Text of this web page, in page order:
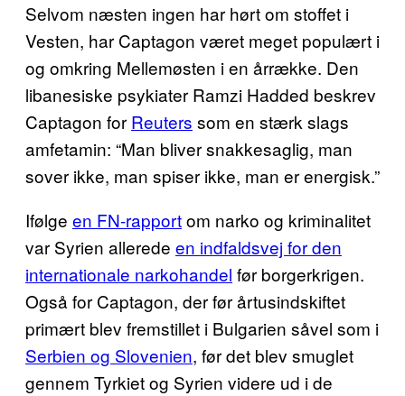
Selvom næsten ingen har hørt om stoffet i
Vesten, har Captagon været meget populært i
og omkring Mellemøsten i en årrække. Den
libanesiske psykiater Ramzi Hadded beskrev
Captagon for Reuters som en stærk slags
amfetamin: “Man bliver snakkesaglig, man
sover ikke, man spiser ikke, man er energisk.”
Ifølge en FN-rapportom narko og kriminalitet
var Syrien allerede en indfaldsvej for den
internationale narkohandel før borgerkrigen.
Også for Captagon, der før årtusindskiftet
primært blev fremstillet i Bulgarien såvel som i
Serbien og Slovenien, før det blev smuglet
gennem Tyrkiet og Syrien videre ud i de